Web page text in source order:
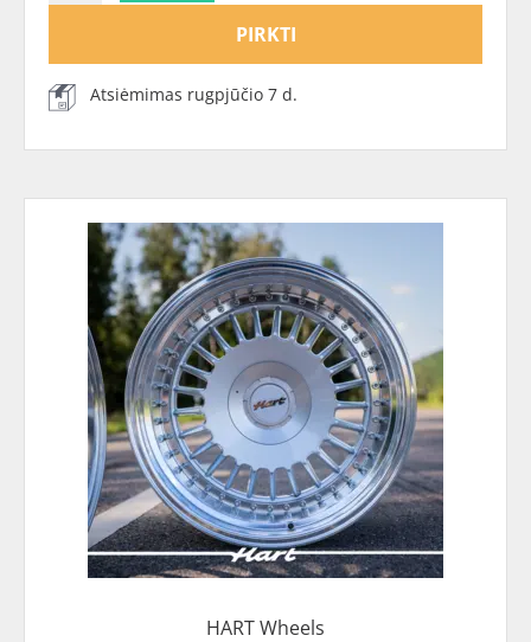
PIRKTI
Atsiėmimas rugpjūčio 7 d.
HART Wheels